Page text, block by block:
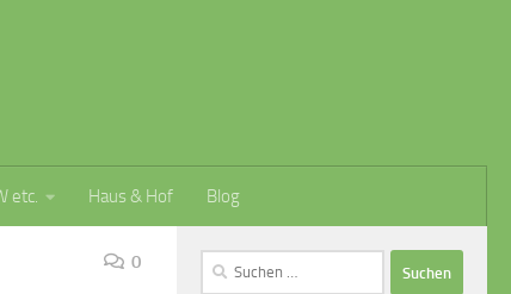
etc. Haus & Hof Blog
0
Suchen